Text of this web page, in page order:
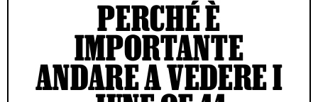
PERCHÉ È
IMPORTANTE
ANDARE A VEDERE I